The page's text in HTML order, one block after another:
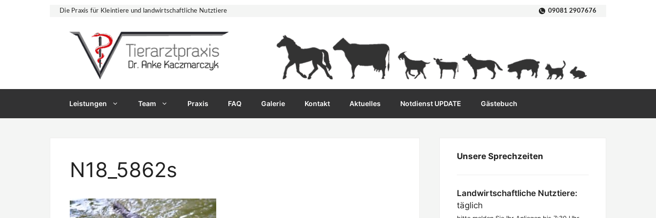
Die Praxis für Kleintiere und landwirtschaftliche Nutztiere 09081 2907676
Leistungen Team Praxis FAQ Galerie Kontakt Aktuelles Notdienst UPDATE Gästebuch
N18_5862s
Unsere Sprechzeiten
Landwirtschaftliche Nutztiere:
täglich